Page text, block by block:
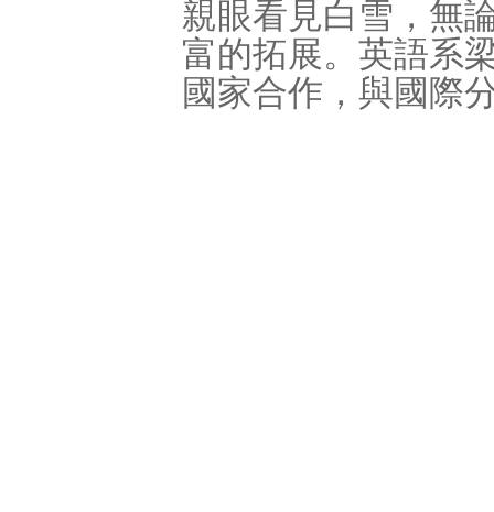
親眼看見白雪，無
富的拓展。英語系
國家合作，與國際